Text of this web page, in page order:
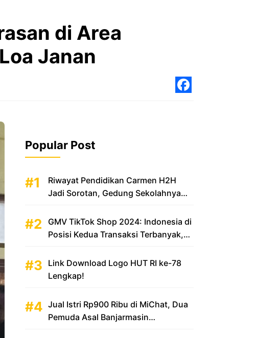
di Area
Janan
Popular Post
Riwayat Pendidikan Carmen H2H
Jadi Sorotan, Gedung Sekolahnya
GMV TikTok Shop 2024: Indonesia di
Posisi Kedua Transaksi Terbanyak,
Link Download Logo HUT RI ke-78
Lengkap!
Jual Istri Rp900 Ribu di MiChat, Dua
Pemuda Asal Banjarmasin